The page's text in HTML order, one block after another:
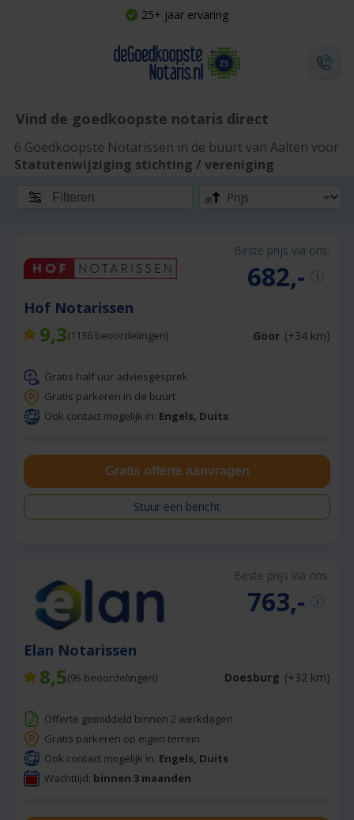
25+ jaar ervaring
Vind de goedkoopste notaris direct
6 Goedkoopste Notarissen in de buurt van Aalten voor
Statutenwijziging stichting / vereniging
Filteren
Beste prijs via ons:
682,-
Hof Notarissen
9,3(1136 beoordelingen) Goor (+34 km)
Gratis half uur adviesgesprek
Gratis parkeren in de buurt
Ook contact mogelijk in: Engels, Duits
Gratis offerte aanvragen
Stuur een bericht
Beste prijs via ons:
763,-
Elan Notarissen
8,5(95 beoordelingen) Doesburg (+32 km)
Offerte gemiddeld binnen 2 werkdagen
Gratis parkeren op eigen terrein
Ook contact mogelijk in: Engels, Duits
Wachttijd: binnen 3 maanden